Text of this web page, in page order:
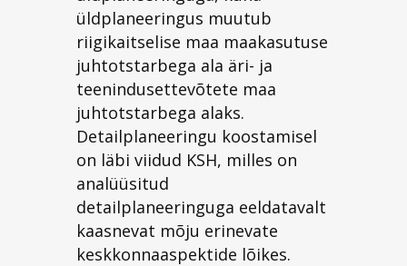
üldplaneeringus muutub
riigikaitselise maa maakasutuse
juhtotstarbega ala äri- ja
teenindusettevõtete maa
juhtotstarbega alaks.
Detailplaneeringu koostamisel
on läbi viidud KSH, milles on
analüüsitud
detailplaneeringuga eeldatavalt
kaasnevat mõju erinevate
keskkonnaaspektide lõikes.